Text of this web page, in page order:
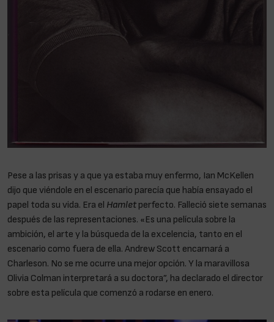
Pese a las prisas y a que ya estaba muy enfermo, Ian McKellen
dijo que viéndole en el escenario parecía que había ensayado el
papel toda su vida. Era el Hamlet perfecto. Falleció siete semanas
después de las representaciones. «Es una película sobre la
ambición, el arte y la búsqueda de la excelencia, tanto en el
escenario como fuera de ella. Andrew Scott encarnará a
Charleson. No se me ocurre una mejor opción. Y la maravillosa
Olivia Colman interpretará a su doctora”, ha declarado el director
sobre esta película que comenzó a rodarse en enero.